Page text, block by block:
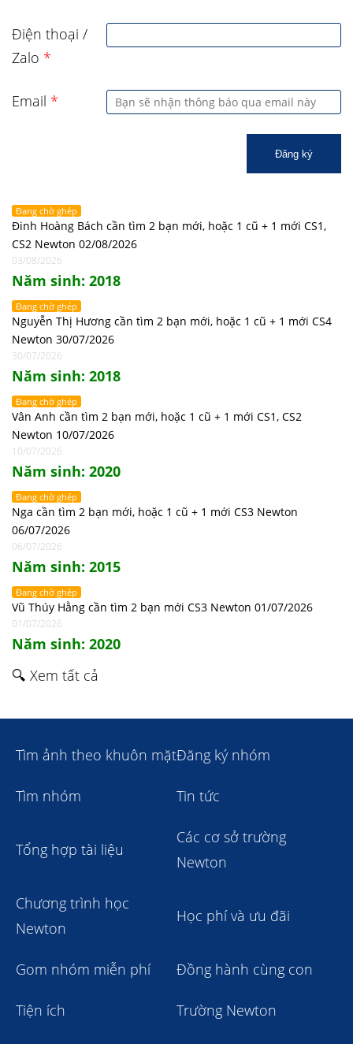
Điện thoại /
Zalo *
Email *
Đăng ký
Đang chờ ghép
Đinh Hoàng Bách cần tìm 2 bạn mới, hoặc 1 cũ + 1 mới CS1,
CS2 Newton 02/08/2026
03/08/2026
Năm sinh: 2018
Đang chờ ghép
Nguyễn Thị Hương cần tìm 2 bạn mới, hoặc 1 cũ + 1 mới CS4
Newton 30/07/2026
30/07/2026
Năm sinh: 2018
Đang chờ ghép
Vân Anh cần tìm 2 bạn mới, hoặc 1 cũ + 1 mới CS1, CS2
Newton 10/07/2026
10/07/2026
Năm sinh: 2020
Đang chờ ghép
Nga cần tìm 2 bạn mới, hoặc 1 cũ + 1 mới CS3 Newton
06/07/2026
06/07/2026
Năm sinh: 2015
Đang chờ ghép
Vũ Thúy Hằng cần tìm 2 bạn mới CS3 Newton 01/07/2026
01/07/2026
Năm sinh: 2020
🔍 Xem tất cả
Tìm ảnh theo khuôn mặtĐăng ký nhóm
Tìm nhóm Tin tức
Tổng hợp tài liệu
Các cơ sở trường
Newton
Chương trình học
Newton
Học phí và ưu đãi
Gom nhóm miễn phí Đồng hành cùng con
Tiện ích Trường Newton